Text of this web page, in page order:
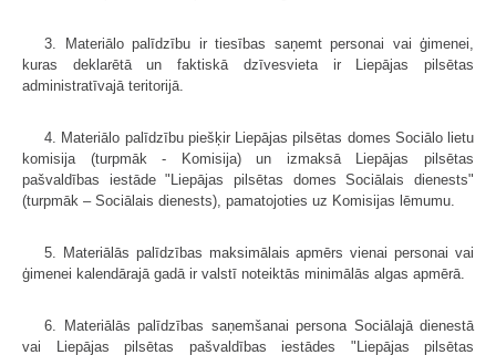
3. Materiālo palīdzību ir tiesības saņemt personai vai ģimenei,
kuras deklarētā un faktiskā dzīvesvieta ir Liepājas pilsētas
administratīvajā teritorijā.
4. Materiālo palīdzību piešķir Liepājas pilsētas domes Sociālo lietu
komisija (turpmāk - Komisija) un izmaksā Liepājas pilsētas
pašvaldības iestāde "Liepājas pilsētas domes Sociālais dienests"
(turpmāk – Sociālais dienests), pamatojoties uz Komisijas lēmumu.
5. Materiālās palīdzības maksimālais apmērs vienai personai vai
ģimenei kalendārajā gadā ir valstī noteiktās minimālās algas apmērā.
6. Materiālās palīdzības saņemšanai persona Sociālajā dienestā
vai Liepājas pilsētas pašvaldības iestādes "Liepājas pilsētas